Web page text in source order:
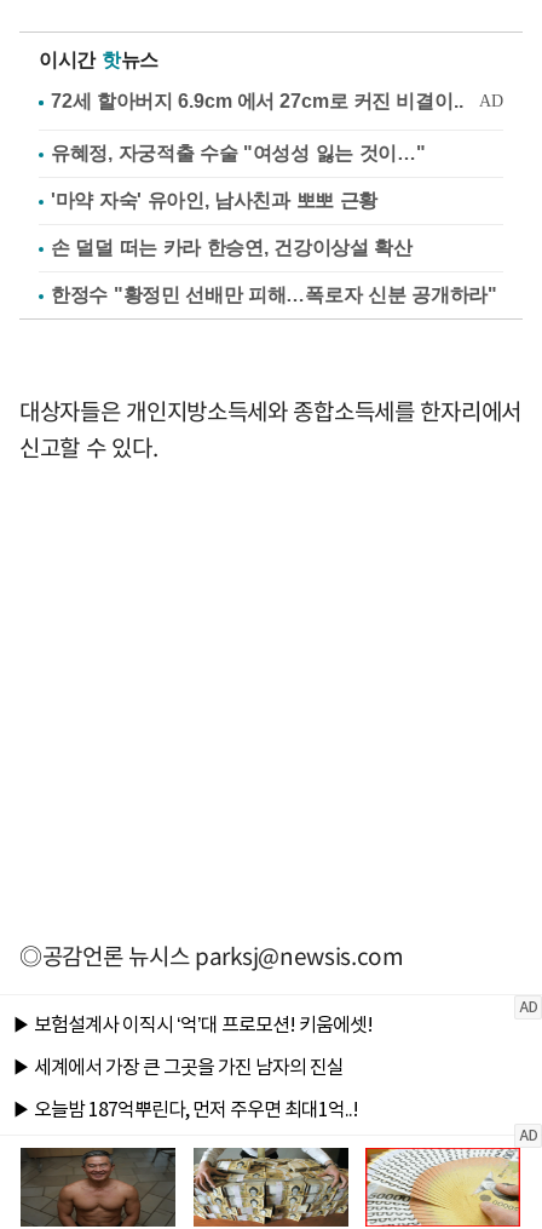
이시간 핫뉴스
유혜정, 자궁적출 수술 "여성성 잃는 것이…"
'마약 자숙' 유아인, 남사친과 뽀뽀 근황
손 덜덜 떠는 카라 한승연, 건강이상설 확산
한정수 "황정민 선배만 피해…폭로자 신분 공개하라"
대상자들은 개인지방소득세와 종합소득세를 한자리에서
신고할 수 있다.
◎공감언론 뉴시스parksj@newsis.com